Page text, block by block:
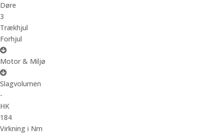
Døre
3
Trækhjul
Forhjul
Motor & Miljø
Slagvolumen
-
HK
184
Virkning i Nm